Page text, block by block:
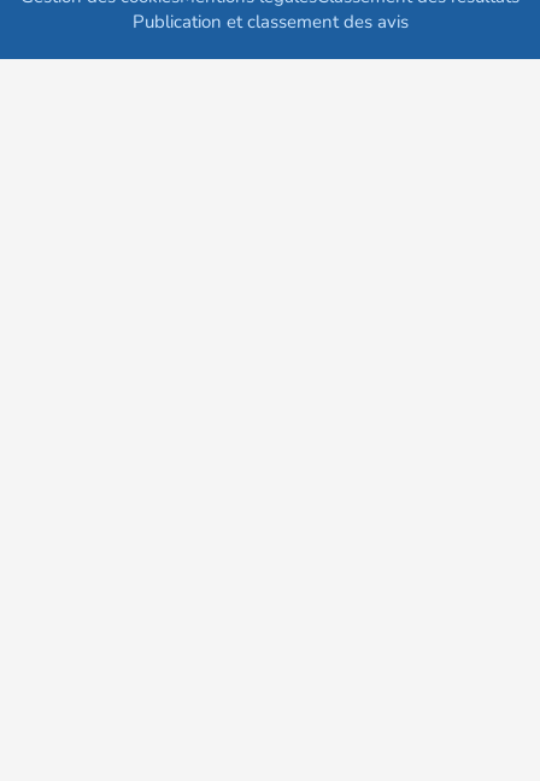
Publication et classement des avis